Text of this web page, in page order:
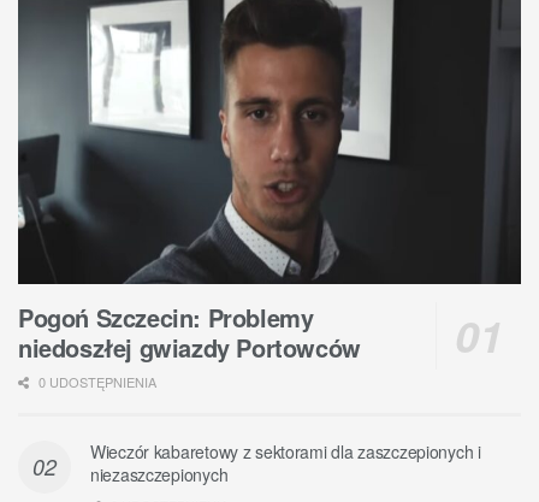
Pogoń Szczecin: Problemy
niedoszłej gwiazdy Portowców
0 UDOSTĘPNIENIA
Wieczór kabaretowy z sektorami dla zaszczepionych i
niezaszczepionych